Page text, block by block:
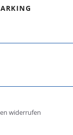
widerrufen